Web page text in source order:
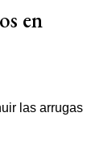
en